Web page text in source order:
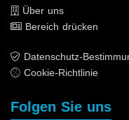
Über uns
Bereich drücken
Datenschutz-
Cookie-Richtlinie
Folgen Sie uns